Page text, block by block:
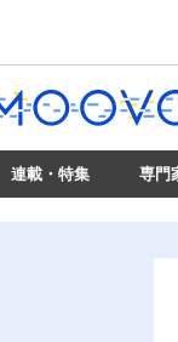
連載・特集 専門